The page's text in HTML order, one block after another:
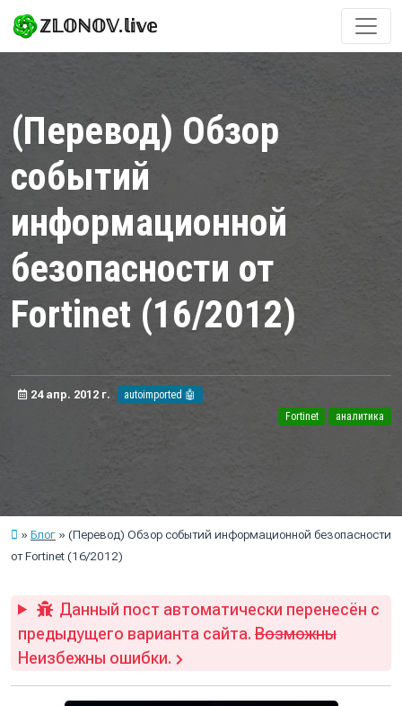
ℤ𝕃𝕆ℕ𝕆𝕍.𝕝𝕚𝕧𝕖
(Перевод) Обзор
событий
информационной
безопасности от
Fortinet (16/2012)
24 апр. 2012 г.
autoimported 🤖
Fortinet
аналитика
Блог
(Перевод) Обзор событий информационной безопасности
от Fortinet (16/2012)
Данный пост автоматически перенесён с
предыдущего варианта сайта. Возможны
Неизбежны ошибки.